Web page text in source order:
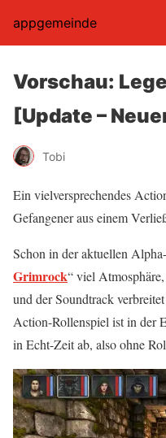
appgemeinde
Vorschau:
[Update –
Tobi
Ein vielversprechendes
Gefangener aus einem
Schon in der aktuellen
Grimrock“ viel
und der Soundtrack
Action-Rollenspiel ist in der
in Echt-Zeit ab, also ohne